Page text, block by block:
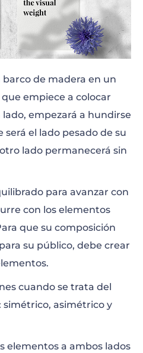
barco de madera en un
empiece a colocar
empezará a hundirse
el lado pesado de su
lado permanecerá sin
para avanzar con
con los elementos
que su composición
su público, debe crear
cuando se trata del
asimétrico y
elementos a ambos lados